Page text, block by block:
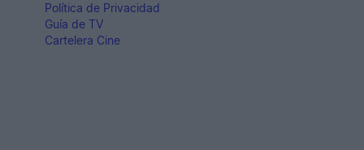
Política de Privacidad
Guía de TV
Cartelera Cine